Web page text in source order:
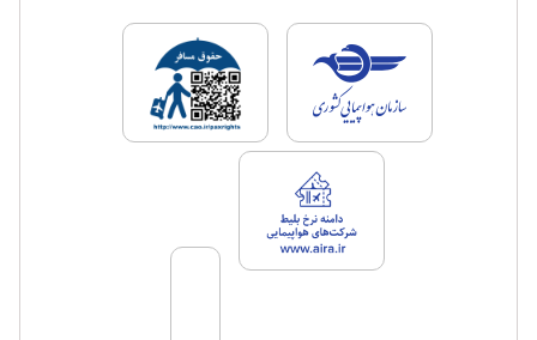
لایسنس های فروش سفرتاپلایسنس های
لایسنس های فروش سفرتاپ